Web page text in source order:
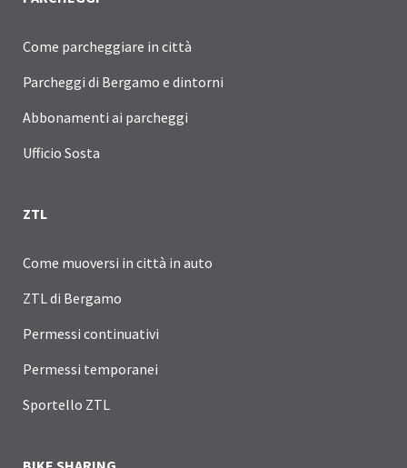
Come parcheggiare in città
Parcheggi di Bergamo e dintorni
Abbonamenti ai parcheggi
Ufficio Sosta
ZTL
Come muoversi in città in auto
ZTL di Bergamo
Permessi continuativi
Permessi temporanei
Sportello ZTL